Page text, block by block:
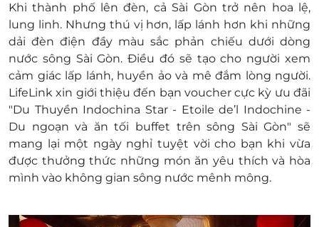
Dịch vụ giải trí: Thưởng thức nhạc truyền thống
như đàn Tranh, Sáo, Bầu ….giao lưu cùng với ban
nhạc chắc chắn sẽ là một trải nghiệm khó quên.
Lưu ý:
Không hoàn trả hoặc dời ngày trong trường
hợp khách đến trễ với giờ xuất bến.
Những thực đơn có món Lẩu 4 khách trở lên
mới làm, dưới 4 khách đổi món Lẩu thay
bằng Mì xào hải sản/Mì xào bò/Cơm chiên hải
sản (trường hợp khách vẫn muốn sử dụng
Lẩu phụ thu 48.600vnd/khách.
thực đơn có Cá Sapa, Cá Tai Tượng, Cá DH...
Khi thành phố lên đèn, cả Sài Gòn trở nên hoa lệ,
lung linh. Nhưng thú vị hơn, lấp lánh hơn khi những
dải đèn điện đầy màu sắc phản chiếu dưới dòng
nước sông Sài Gòn. Điều đó sẽ tạo cho người xem
cảm giác lấp lánh, huyền ảo và mê đắm lòng người.
LifeLink xin giới thiệu đến bạn voucher cực kỳ ưu đãi
"Du Thuyền Indochina Star - Etoile de’l Indochine -
Du ngoạn và ăn tối buffet trên sông Sài Gòn" sẽ
mang lại một ngày nghỉ tuyệt vời cho bạn khi vừa
được thưởng thức những món ăn yêu thích và hòa
mình vào không gian sông nước mênh mông.